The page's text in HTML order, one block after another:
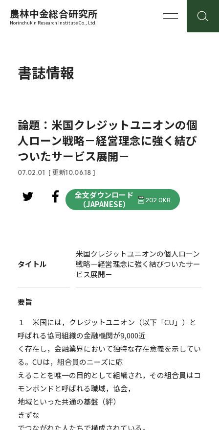
農林中金総合研究所
Norinchukin Research Institute Co., Ltd.
書誌情報
論題：米国クレジットユニオンの個
人ローン戦略－経営理念に強く結び
ついたサービス展開－
07.02.01 [ 更新10.06.18 ]
全文ダウンロード
（JAPANESE）
202.0KB
タイトル
米国クレジットユニオンの個人ローン
戦略－経営理念に強く結びついたサー
ビス展開－
要旨
１ 米国には，クレジットユニオン（以下「CU」）と
呼ばれる協同組織の金融機関が9,000近
く存在し，金融業界において独特な存在意義を示してい
る。CUは，組合員のニーズに応
えることを唯一の目的として組織され，その組合員はコ
モンボンドと呼ばれる職域，協会，
地域といった共通の基盤（絆）
きずな